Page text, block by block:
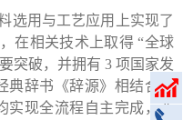
选用与工艺应用上实现了
在相关技术上取得 “全球
突破，并拥有 3 项国家发
典辞书《辞源》相结合为
实现全流程自主完成，兼